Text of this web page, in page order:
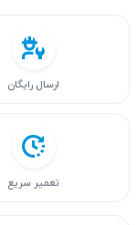
ارسال رایگان
تعمیر سریع